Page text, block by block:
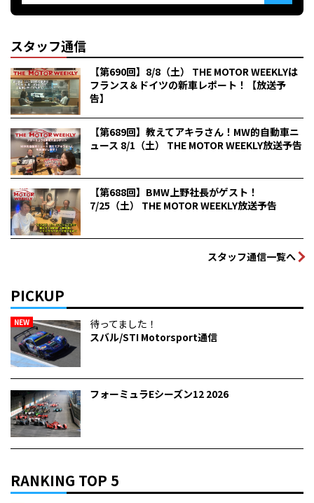
スタッフ通信
【第690回】8/8（土） THE MOTOR WEEKLYは
フランス＆ドイツの新車レポート！【放送予
告】
【第689回】教えてアキラさん！MW的自動車ニ
ュース 8/1（土） THE MOTOR WEEKLY放送予告
【第688回】BMW上野社長がゲスト！
7/25（土） THE MOTOR WEEKLY放送予告
スタッフ通信一覧へ
PICKUP
NEW
待ってました！
スバル/STI Motorsport通信
フォーミュラEシーズン12 2026
RANKING TOP 5